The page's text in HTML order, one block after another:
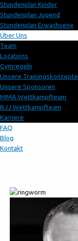
Stundenplan Kinder
Stundenplan Jugend
Stundenplan Erwachsene
Über Uns
Team
Locations
Gymregeln
Unsere Trainingskonzepte
Unsere Sponsoren
MMA Wettkampfteam
BJJ Wettkampfteam
Karriere
FAQ
Blog
Kontakt